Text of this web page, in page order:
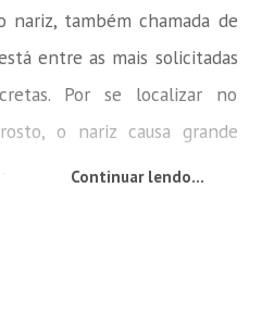
nariz, também chamada de
entre as mais solicitadas
Por se localizar no
o nariz causa grande
Continuar lendo...